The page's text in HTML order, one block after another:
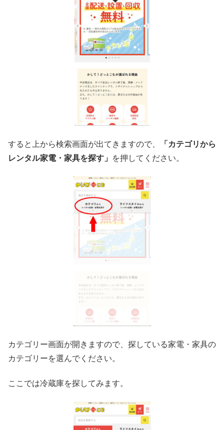
すると上から検索画面が出てきますので、
「カテゴリから
レンタル家電・家具を探す」
を押してください。
カテゴリー画面が開きますので、探している家電・家具の
カテゴリーを選んでください。
ここでは冷蔵庫を探してみます。